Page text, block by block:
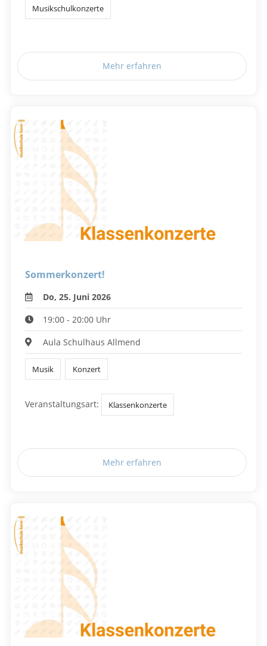
Musikschulkonzerte
Mehr erfahren
Sommerkonzert!
Do, 25. Juni 2026
19:00 - 20:00 Uhr
Aula Schulhaus Allmend
Musik Konzert
Veranstaltungsart: Klassenkonzerte
Mehr erfahren